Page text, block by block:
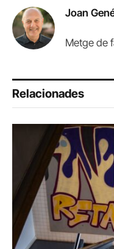
Joan
Metge de
Relacionades